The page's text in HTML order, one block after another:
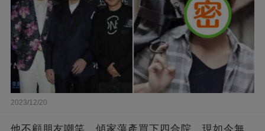
2023/12/20
他不顧朋友嘲笑，傾家蕩產買下四合院，現如今無